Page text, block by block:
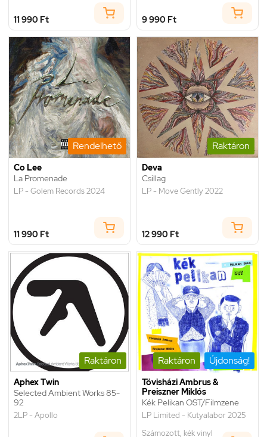
11 990 Ft 9 990 Ft
Rendelhető
Co Lee
La Promenade
LP - Golem Records 2024
11 990 Ft
Raktáron
Deva
Csillag
LP - Move Gently 2022
12 990 Ft
Raktáron
Aphex Twin
Selected Ambient Works 85-
92
2LP - Apollo
Raktáron Újdonság!
Tövisházi Ambrus &
Preiszner Miklós
Kék Pelikan OST/Filmzene
LP Limited - Kutyalabor 2025
Számozott, kék vinyl